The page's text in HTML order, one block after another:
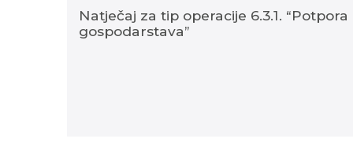
Natječaj za tip operacije 6.3.1.
gospodarstava”